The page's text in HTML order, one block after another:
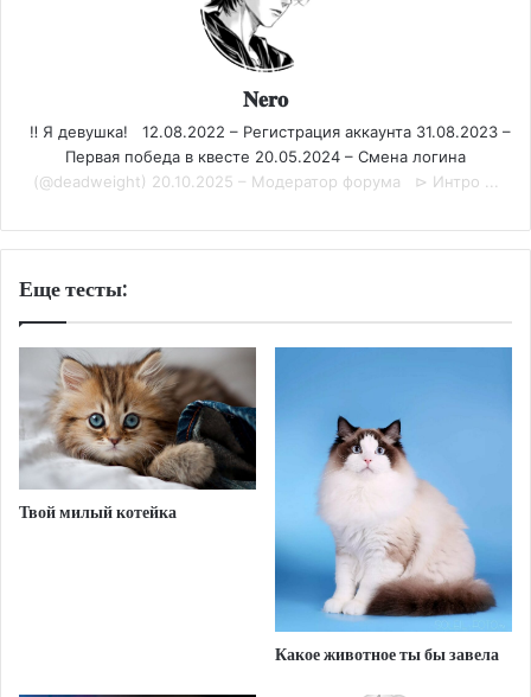
𝐍𝐞𝐫𝐨
‼️ Я девушка! 12.08.2022 – Регистрация аккаунта 31.08.2023 –
Первая победа в квесте 20.05.2024 – Смена логина
(@deadweight) 20.10.2025 – Модератор форума ⊳ Интро ...
Еще тесты:
Твой милый котейка
Какое животное ты бы завела